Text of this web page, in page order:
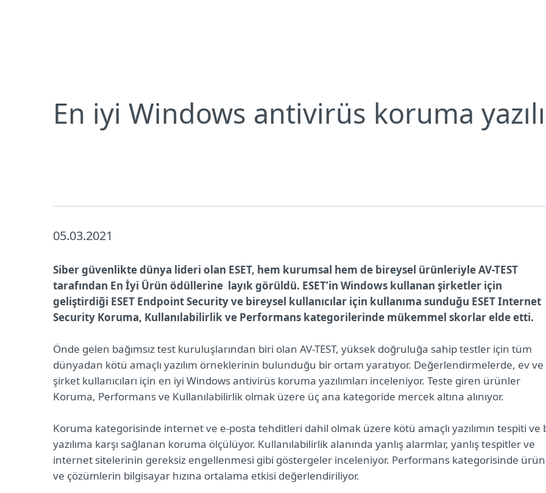
En iyi Windows antivirüs koruma
05.03.2021
Siber güvenlikte dünya lideri olan ESET, hem kurumsal hem de bireysel ürünleriyle AV-TEST
tarafından En İyi Ürün ödüllerine layık görüldü. ESET’in Windows kullanan şirketler için
geliştirdiği ESET Endpoint Security ve bireysel kullanıcılar için kullanıma sunduğu ESET Internet
Security Koruma, Kullanılabilirlik ve Performans kategorilerinde mükemmel skorlar elde etti.
Önde gelen bağımsız test kuruluşlarından biri olan AV-TEST, yüksek doğruluğa sahip testler için tüm
dünyadan kötü amaçlı yazılım örneklerinin bulunduğu bir ortam yaratıyor. Değerlendirmelerde, ev ve
şirket kullanıcıları için en iyi Windows antivirüs koruma yazılımları inceleniyor. Teste giren ürünler
Koruma, Performans ve Kullanılabilirlik olmak üzere üç ana kategoride mercek altına alınıyor.
Koruma kategorisinde internet ve e-posta tehditleri dahil olmak üzere kötü amaçlı yazılımın tespiti ve
yazılıma karşı sağlanan koruma ölçülüyor. Kullanılabilirlik alanında yanlış alarmlar, yanlış tespitler ve
internet sitelerinin gereksiz engellenmesi gibi göstergeler inceleniyor. Performans kategorisinde ürün
ve çözümlerin bilgisayar hızına ortalama etkisi değerlendiriliyor.